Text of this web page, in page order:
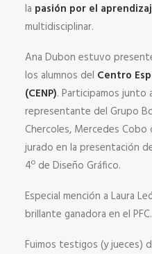
la pasión por el
multidisciplinar.
Ana Dubon estuvo
los alumnos del Centro
(CENP). Participamos junto
representante del Grupo
Chercoles, Mercedes Cobo
jurado en la presentación
4º de Diseño Gráfico.
Especial mención a Laura
brillante ganadora en el PFC.
Fuimos testigos (y jueces)